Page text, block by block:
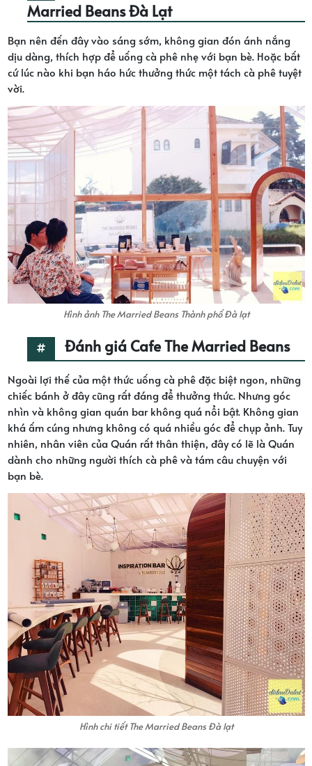
Married Beans Đà Lạt
Bạn nên đến đây vào sáng sớm, không gian đón ánh nắng
dịu dàng, thích hợp để uống cà phê nhẹ với bạn bè. Hoặc bất
cứ lúc nào khi bạn háo hức thưởng thức một tách cà phê tuyệt
vời.
Hình ảnh The Married Beans Thành phố Đà lạt
Đánh giá Cafe The Married Beans
Ngoài lợi thế của một thức uống cà phê đặc biệt ngon, những
chiếc bánh ở đây cũng rất đáng để thưởng thức. Nhưng góc
nhìn và không gian quán bar không quá nổi bật. Không gian
khá ấm cúng nhưng không có quá nhiều góc để chụp ảnh. Tuy
nhiên, nhân viên của Quán rất thân thiện, đây có lẽ là Quán
dành cho những người thích cà phê và tám câu chuyện với
bạn bè.
Hình chi tiết The Married Beans Đà lạt